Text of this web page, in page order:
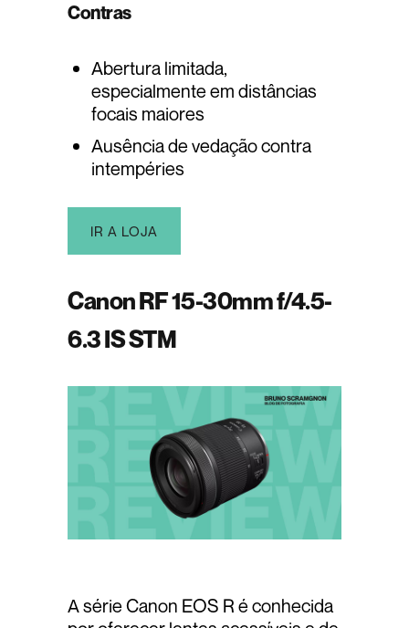
Contras
Abertura limitada,
especialmente em distâncias
focais maiores
Ausência de vedação contra
intempéries
IR A LOJA
Canon RF 15-30mm f/4.5-
6.3 IS STM
A série Canon EOS R é conhecida